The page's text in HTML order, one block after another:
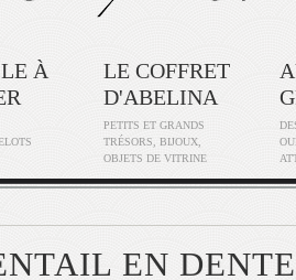
À
LE COFFRET
D'ABELINA
PETITS ET GRANDS
TRÉSORS, BIJOUX,
OBJETS DE VITRINE
EN